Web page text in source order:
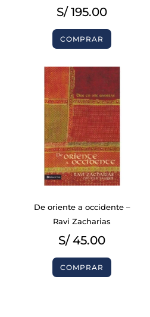
S/195.00
COMPRAR
S/ 25.00.
De oriente a occidente –
Ravi Zacharias
S/45.00
COMPRAR